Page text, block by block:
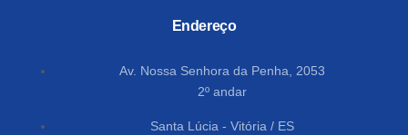
Endereço
Av. Nossa Senhora da Penha, 2053
2º andar
Santa Lúcia - Vitória / ES